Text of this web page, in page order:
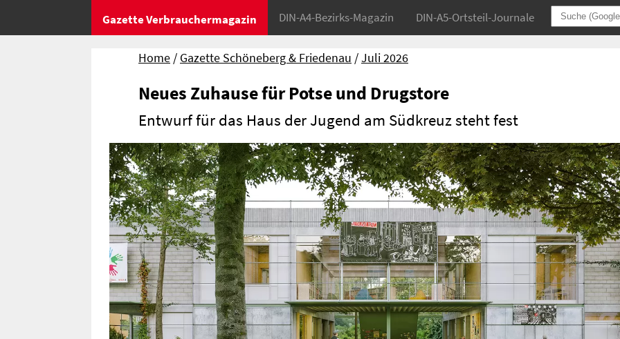
Gazette Verbrauchermagazin DIN-A4-Bezirks-Magazin DIN-A5-Ortsteil-Journale
Home Gazette Schöneberg & Friedenau Juli 2026
Neues Zuhause für Potse und Drugstore
Entwurf für das Haus der Jugend am Südkreuz steht fest